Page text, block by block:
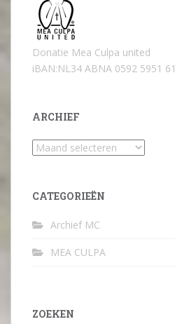
Donatie Mea Culpa united
iBAN:NL34 ABNA 0592 5951 61
ARCHIEF
Archief
CATEGORIEËN
Archief MC
MEA CULPA
ZOEKEN